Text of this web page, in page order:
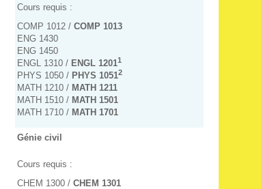
Cours requis :
COMP 1012 / COMP 1013
ENG 1430
ENG 1450
ENGL 1310 / ENGL 12011
PHYS 1050 / PHYS 10512
MATH 1210 / MATH 1211
MATH 1510 / MATH 1501
MATH 1710 / MATH 1701
Génie civil
Cours requis :
CHEM 1300 / CHEM 1301